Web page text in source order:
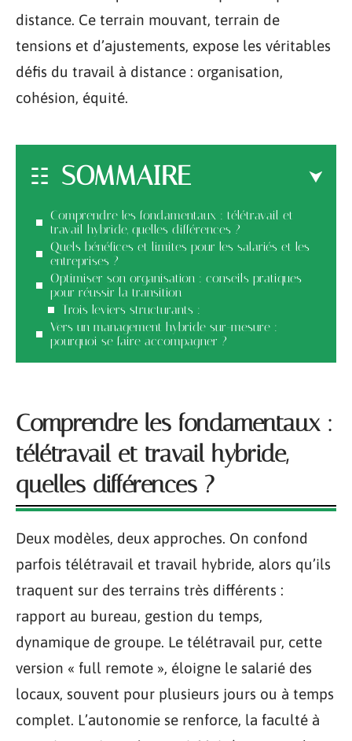
distance. Ce terrain mouvant, terrain de
tensions et d’ajustements, expose les véritables
défis du travail à distance : organisation,
cohésion, équité.
SOMMAIRE
Comprendre les fondamentaux : télétravail et
travail hybride, quelles différences ?
Quels bénéfices et limites pour les salariés et les
entreprises ?
Optimiser son organisation : conseils pratiques
pour réussir la transition
Trois leviers structurants :
Vers un management hybride sur-mesure :
pourquoi se faire accompagner ?
Comprendre les fondamentaux :
télétravail et travail hybride,
quelles différences ?
Deux modèles, deux approches. On confond
parfois télétravail et travail hybride, alors qu’ils
traquent sur des terrains très différents :
rapport au bureau, gestion du temps,
dynamique de groupe. Le télétravail pur, cette
version « full remote », éloigne le salarié des
locaux, souvent pour plusieurs jours ou à temps
complet. L’autonomie se renforce, la faculté à